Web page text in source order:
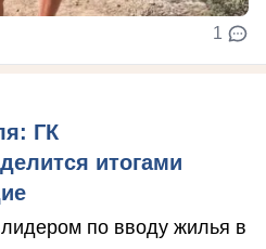
1
ГК
итогами
по вводу жилья в